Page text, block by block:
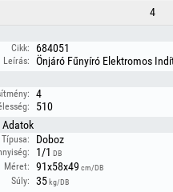
4
Cikk: 684051
Leírás:
Önjáró Fűnyíró Elektromos
4
510
Adatok
Doboz
1/1 DB
Méret: 91x58x49 cm/DB
Súly: 35 kg/DB